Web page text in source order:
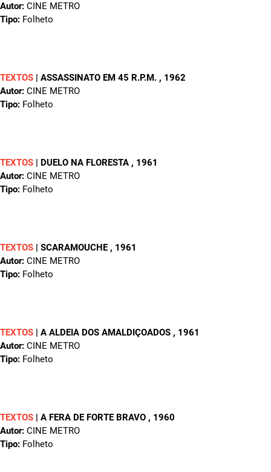
Autor: CINE METRO
Tipo: Folheto
TEXTOS | ASSASSINATO EM 45 R.P.M. , 1962
Autor: CINE METRO
Tipo: Folheto
TEXTOS | DUELO NA FLORESTA , 1961
Autor: CINE METRO
Tipo: Folheto
TEXTOS | SCARAMOUCHE , 1961
Autor: CINE METRO
Tipo: Folheto
TEXTOS | A ALDEIA DOS AMALDIÇOADOS , 1961
Autor: CINE METRO
Tipo: Folheto
TEXTOS | A FERA DE FORTE BRAVO , 1960
Autor: CINE METRO
Tipo: Folheto